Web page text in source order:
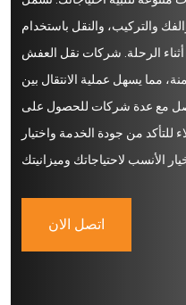
والتركيب، والنقل باستخدام
الرحلة. شركات نقل العفش
مما يسهل عملية الانتقال بين
مع عدة شركات للحصول على
للتأكد من جودة الخدمة واختيار
اتصل الان